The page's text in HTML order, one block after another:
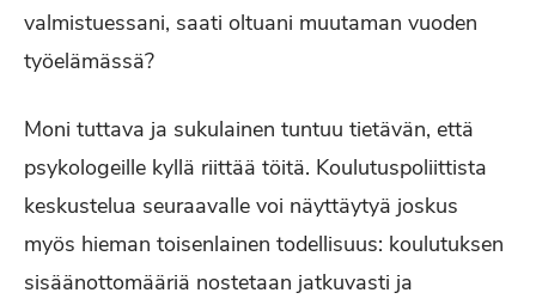
valmistuessani, saati oltuani muutaman vuoden
työelämässä?
Moni tuttava ja sukulainen tuntuu tietävän, että
psykologeille kyllä riittää töitä. Koulutuspoliittista
keskustelua seuraavalle voi näyttäytyä joskus
myös hieman toisenlainen todellisuus: koulutuksen
sisäänottomääriä nostetaan jatkuvasti ja